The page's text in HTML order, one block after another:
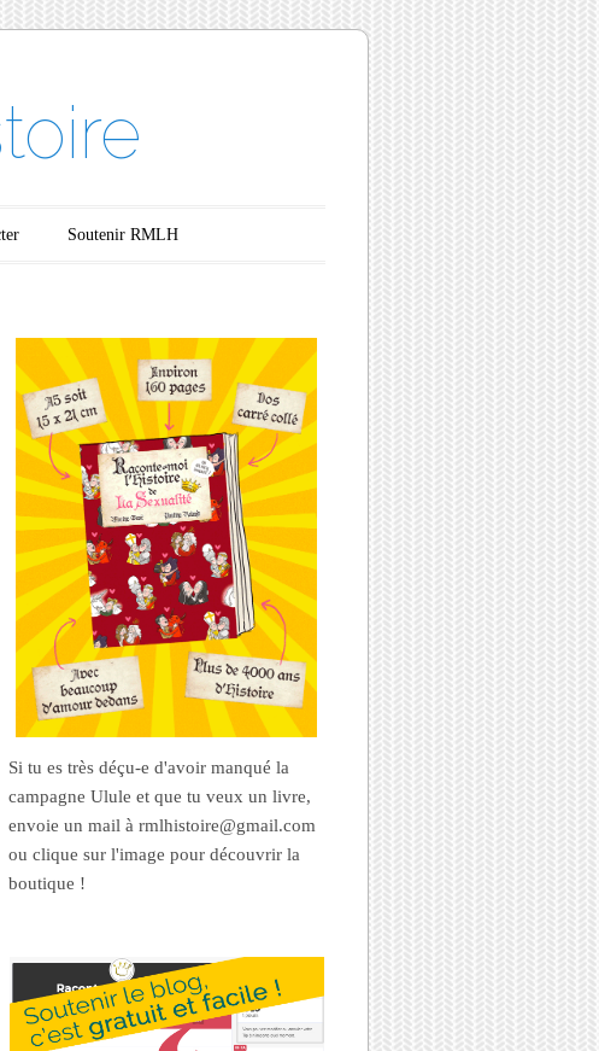
Soutenir RMLH
Si tu es très déçu-e d'avoir manqué la
campagne Ulule et que tu veux un livre,
envoie un mail à rmlhistoire@gmail.com
ou clique sur l'image pour découvrir la
boutique !